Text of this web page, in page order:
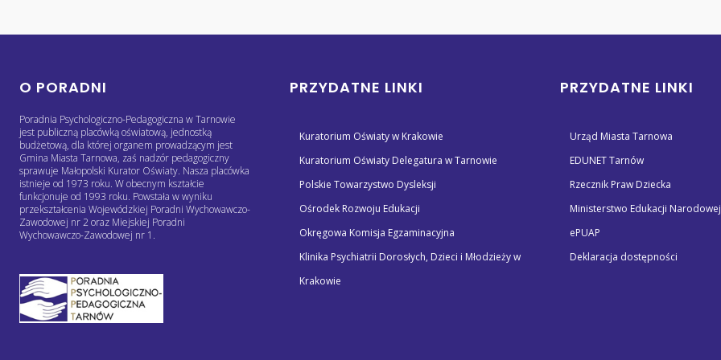
O PORADNI
Poradnia Psychologiczno-Pedagogiczna w Tarnowie
jest publiczną placówką oświatową, jednostką
budżetową, dla której organem prowadzącym jest
Gmina Miasta Tarnowa, zaś nadzór pedagogiczny
sprawuje Małopolski Kurator Oświaty. Nasza placówka
istnieje od 1973 roku. W obecnym kształcie
funkcjonuje od 1993 roku. Powstała w wyniku
przekształcenia Wojewódzkiej Poradni Wychowawczo-
Zawodowej nr 2 oraz Miejskiej Poradni
Wychowawczo-Zawodowej nr 1.
PRZYDATNE LINKI
Kuratorium Oświaty w Krakowie
Kuratorium Oświaty Delegatura w Tarnowie
Polskie Towarzystwo Dysleksji
Ośrodek Rozwoju Edukacji
Okręgowa Komisja Egzaminacyjna
Klinika Psychiatrii Dorosłych, Dzieci i Młodzieży w
Krakowie
PRZYDATNE LINKI
Urząd Miasta Tarnowa
EDUNET Tarnów
Rzecznik Praw Dziecka
Ministerstwo Edukacji Narodowej
ePUAP
Deklaracja dostępności